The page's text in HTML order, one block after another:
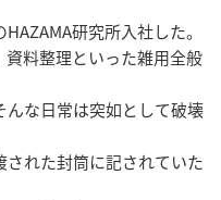
研究所入社した。
料整理といった雑用全般
な日常は突如として破壊
れた封筒に記されていた